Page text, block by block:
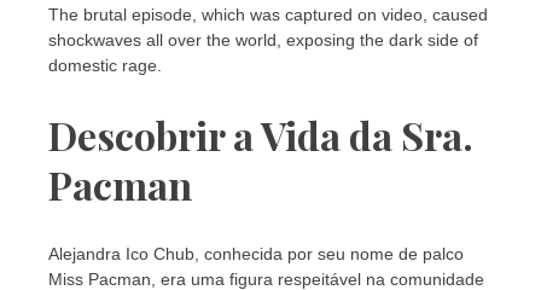
The brutal episode, which was captured on video, caused
shockwaves all over the world, exposing the dark side of
domestic rage.
Descobrir a Vida da Sra.
Pacman
Alejandra Ico Chub, conhecida por seu nome de palco
Miss Pacman, era uma figura respeitável na comunidade